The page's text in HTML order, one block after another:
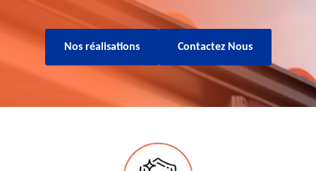
Nos réalisations Contactez Nous